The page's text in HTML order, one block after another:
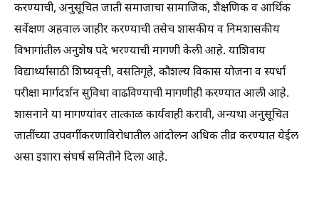
करण्याची, अनुसूचित जाती समाजाचा सामाजिक, शैक्षणिक व आर्थिक
सर्वेक्षण अहवाल जाहीर करण्याची तसेच शासकीय व निमशासकीय
विभागांतील अनुशेष पदे भरण्याची मागणी केली आहे. याशिवाय
विद्यार्थ्यांसाठी शिष्यवृत्ती, वसतिगृहे, कौशल्य विकास योजना व स्पर्धा
परीक्षा मार्गदर्शन सुविधा वाढविण्याची मागणीही करण्यात आली आहे.
शासनाने या मागण्यांवर तात्काळ कार्यवाही करावी, अन्यथा अनुसूचित
जातींच्या उपवर्गीकरणाविरोधातील आंदोलन अधिक तीव्र करण्यात येईल
असा इशारा संघर्ष समितीने दिला आहे.